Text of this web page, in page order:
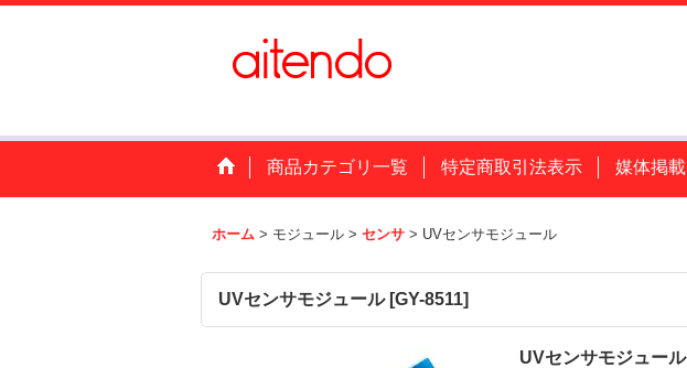
商品カテゴリ一覧 特定商取引法表示 媒体掲載
ホーム > モジュール > センサ > UVセンサモジュール
UVセンサモジュール [GY-8511]
UVセンサモジュール